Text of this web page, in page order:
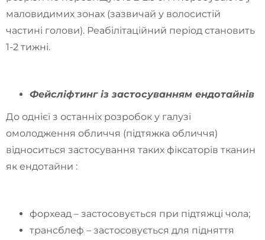
маловидимих зонах (зазвичай у волосистій
частині голови). Реабілітаційний період становить
1-2 тижні.
Фейсліфтинг із застосуванням ендотайнів
До однієї з останніх розробок у галузі
омолодження обличчя (підтяжка обличчя)
відноситься застосування таких фіксаторів тканин
як ендотайни :
форхеад – застосовується при підтяжці чола;
трансблеф – застосовується для підняття